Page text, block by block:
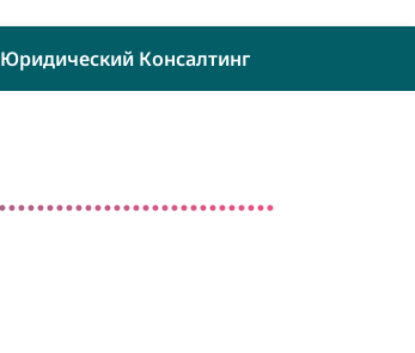
Юридический Консалтинг